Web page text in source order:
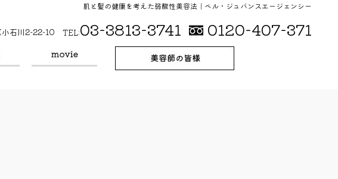
肌と髪の健康を考えた弱酸性美容法｜ベル・ジュバンスエージェンシー
石川2-22-10 TEL:03-3813-3741 0120-407-371